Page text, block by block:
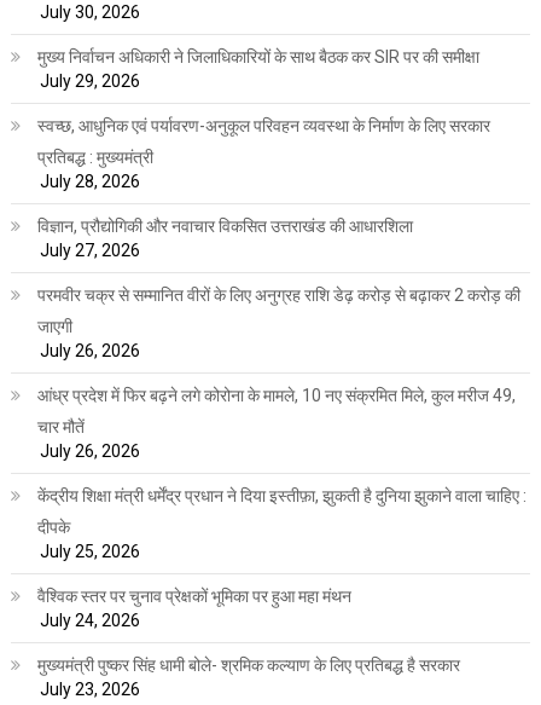
July 30, 2026
मुख्य निर्वाचन अधिकारी ने जिलाधिकारियों के साथ बैठक कर SIR पर की समीक्षा
July 29, 2026
स्वच्छ, आधुनिक एवं पर्यावरण-अनुकूल परिवहन व्यवस्था के निर्माण के लिए सरकार
प्रतिबद्ध : मुख्यमंत्री
July 28, 2026
विज्ञान, प्रौद्योगिकी और नवाचार विकसित उत्तराखंड की आधारशिला
July 27, 2026
परमवीर चक्र से सम्मानित वीरों के लिए अनुग्रह राशि डेढ़ करोड़ से बढ़ाकर 2 करोड़ की
जाएगी
July 26, 2026
आंध्र प्रदेश में फिर बढ़ने लगे कोरोना के मामले, 10 नए संक्रमित मिले, कुल मरीज 49,
चार मौतें
July 26, 2026
केंद्रीय शिक्षा मंत्री धर्मेंद्र प्रधान ने दिया इस्तीफ़ा, झुकती है दुनिया झुकाने वाला चाहिए :
दीपके
July 25, 2026
वैश्विक स्तर पर चुनाव प्रेक्षकों भूमिका पर हुआ महा मंथन
July 24, 2026
मुख्यमंत्री पुष्कर सिंह धामी बोले- श्रमिक कल्याण के लिए प्रतिबद्ध है सरकार
July 23, 2026